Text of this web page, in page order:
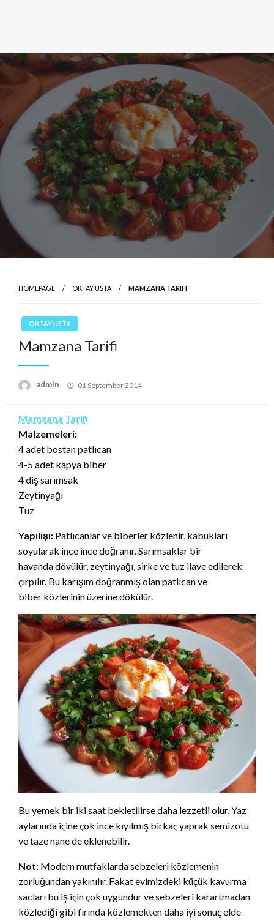
HOMEPAGE OKTAY USTA MAMZANA TARIFI
OKTAY USTA
Mamzana Tarifi
admin
Posted
01 September 2014
Mamzana Tarifi
Malzemeleri:
4 adet bostan patlıcan
4-5 adet kapya biber
4 diş sarımsak
Zeytinyağı
Tuz
Yapılışı: Patlıcanlar ve biberler közlenir, kabukları
soyularak ince ince doğranır. Sarımsaklar bir
havanda dövülür, zeytinyağı, sirke ve tuz ilave edilerek
çırpılır. Bu karışım doğranmış olan patlıcan ve
biber közlerinin üzerine dökülür.
Bu yemek bir iki saat bekletilirse daha lezzetli olur. Yaz
aylarında içine çok ince kıyılmış birkaç yaprak semizotu
ve taze nane de eklenebilir.
Not: Modern mutfaklarda sebzeleri közlemenin
zorluğundan yakınılır. Fakat evimizdeki küçük kavurma
sacları bu iş için çok uygundur ve sebzeleri karartmadan
közlediği gibi fırında közlemekten daha iyi sonuç elde